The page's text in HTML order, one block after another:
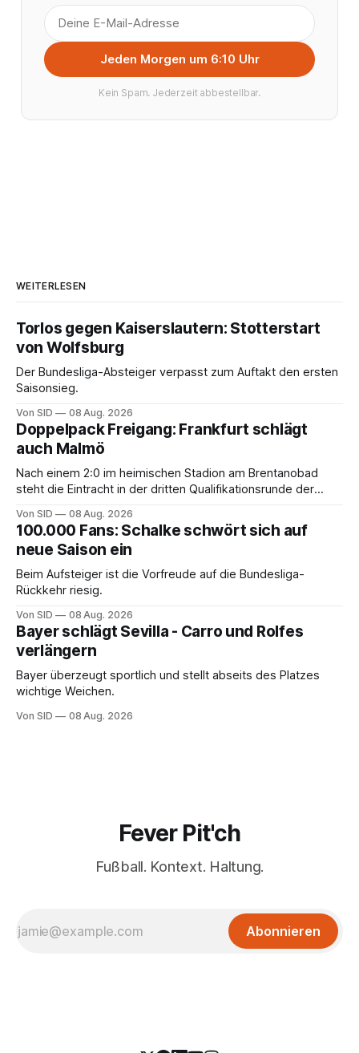
Jeden Morgen um 6:10 Uhr
Kein Spam. Jederzeit abbestellbar.
WEITERLESEN
Torlos gegen Kaiserslautern: Stotterstart
von Wolfsburg
Der Bundesliga-Absteiger verpasst zum Auftakt den ersten
Saisonsieg.
Von SID 08 Aug. 2026
Doppelpack Freigang: Frankfurt schlägt
auch Malmö
Nach einem 2:0 im heimischen Stadion am Brentanobad
steht die Eintracht in der dritten Qualifikationsrunde der
Von SID 08 Aug. 2026
100.000 Fans: Schalke schwört sich auf
neue Saison ein
Beim Aufsteiger ist die Vorfreude auf die Bundesliga-
Rückkehr riesig.
Von SID 08 Aug. 2026
Bayer schlägt Sevilla - Carro und Rolfes
verlängern
Bayer überzeugt sportlich und stellt abseits des Platzes
wichtige Weichen.
Von SID 08 Aug. 2026
Fever Pit'ch
Fußball. Kontext. Haltung.
Abonnieren